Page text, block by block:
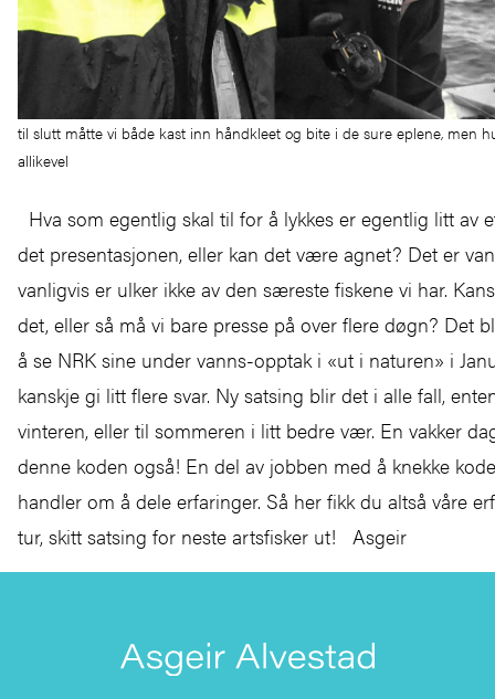
til slutt måtte vi både kast inn håndkleet og bite i de sure eplene, men
allikevel
Hva som egentlig skal til for å lykkes er egentlig litt av
det presentasjonen, eller kan det være agnet? Det er
vanligvis er ulker ikke av den særeste fiskene vi har.
det, eller så må vi bare presse på over flere døgn? Det
å se NRK sine under vanns-opptak i «ut i naturen» i
kanskje gi litt flere svar. Ny satsing blir det i alle fall,
vinteren, eller til sommeren i litt bedre vær. En vakker
denne koden også! En del av jobben med å knekke
handler om å dele erfaringer. Så her fikk du altså våre
tur, skitt satsing for neste artsfisker ut! Asgeir